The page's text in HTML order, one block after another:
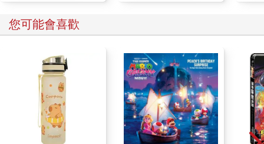
於是她簡單解釋給他聽：長針指著１代表五分鐘，指著２代
表十分鐘。善祥一聽，就自動把鐘面上的數字都乘以五，於是得
祥學會了看時間，但這麼一來後果嚴重。夜裡媽媽累到不行，想
睡覺了，精力充沛的兒子卻總說得她啞口無言。在「時間」這件
事情上，你再也騙不了他。「現在還不到一點半，」他理直氣壯
的說。母親只好繼續奉陪。
還不到三歲，小善祥已經會閱讀文字。有一次他們開車去參
加親子學習聚會，經過公車站，剛好遇到紅燈，周美淑正打算煞
您可能會喜歡